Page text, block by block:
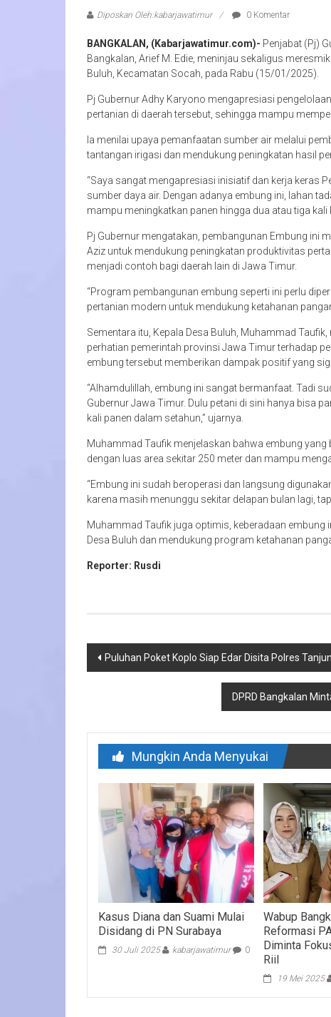
Diposkan Oleh:kabarjawatimur 0 Komentar
BANGKALAN, (Kabarjawatimur.com)- Penjabat (Pj)
Bangkalan, Arief M. Edie, meninjau sekaligus
Buluh, Kecamatan Socah, pada Rabu (15/01/2025).
Pj Gubernur Adhy Karyono mengapresiasi
pertanian di daerah tersebut, sehingga mampu
Ia menilai upaya pemanfaatan sumber air melalui
tantangan irigasi dan mendukung peningkatan hasil
“Saya sangat mengapresiasi inisiatif dan kerja keras
sumber daya air. Dengan adanya embung ini, lahan
mampu meningkatkan panen hingga dua atau tiga kali
Pj Gubernur mengatakan, pembangunan Embung ini
Aziz untuk mendukung peningkatan produktivitas
menjadi contoh bagi daerah lain di Jawa Timur.
“Program pembangunan embung seperti ini perlu
pertanian modern untuk mendukung ketahanan
Sementara itu, Kepala Desa Buluh, Muhammad
perhatian pemerintah provinsi Jawa Timur terhadap
embung tersebut memberikan dampak positif yang
“Alhamdulillah, embung ini sangat bermanfaat. Tadi
Gubernur Jawa Timur. Dulu petani di sini hanya bisa
kali panen dalam setahun,” ujarnya.
Muhammad Taufik menjelaskan bahwa embung
dengan luas area sekitar 250 meter dan mampu
“Embung ini sudah beroperasi dan langsung
karena masih menunggu sekitar delapan bulan lagi,
Muhammad Taufik juga optimis, keberadaan embung
Desa Buluh dan mendukung program ketahanan
Reporter: Rusdi
Navigasi
Puluhan Poket Koplo Siap Edar Disita Polres
DPRD Bangkalan
Mungkin Anda Menyukai
Kasus Diana dan Suami Mulai
Disidang di PN Surabaya
30 Juli 2025 kabarjawatimur 0
Wabup
Reformasi
Diminta
Riil
19 Mei 2025